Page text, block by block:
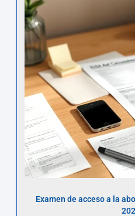
Examen de acceso a la